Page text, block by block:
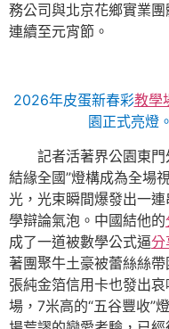
務公司與北京花鄉實業
連續至元宵節。
2026年皮蛋新春彩教學
園正式亮燈
記者活著界公園東
結緣全國”燈構成為全場
光，光束瞬間爆發出一
學辯論氣泡。中國結他的
成了一道被數學公式逼分
著團聚牛土豪被蕾絲絲
張純金箔信用卡也發出
場，7米高的“五谷豐收”